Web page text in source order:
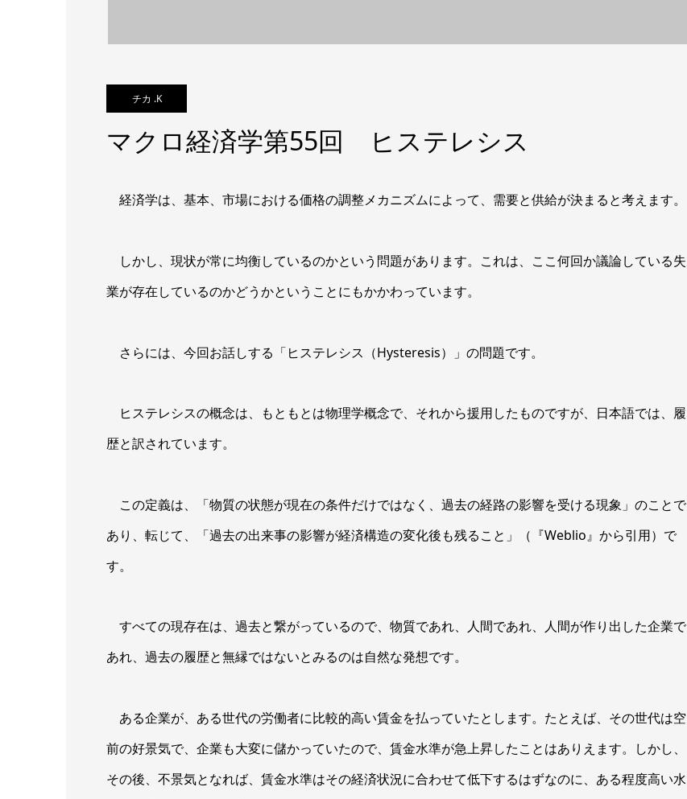
チカ .K
マクロ経済学第55回 ヒステレシス
経済学は、基本、市場における価格の調整メカニズムによって、需要と供給が決まると考えます。
しかし、現状が常に均衡しているのかという問題があります。これは、ここ何回か議論している失
業が存在しているのかどうかということにもかかわっています。
さらには、今回お話しする「ヒステレシス（Hysteresis）」の問題です。
ヒステレシスの概念は、もともとは物理学概念で、それから援用したものですが、日本語では、履
歴と訳されています。
この定義は、「物質の状態が現在の条件だけではなく、過去の経路の影響を受ける現象」のことで
あり、転じて、「過去の出来事の影響が経済構造の変化後も残ること」（『Weblio』から引用）で
す。
すべての現存在は、過去と繋がっているので、物質であれ、人間であれ、人間が作り出した企業で
あれ、過去の履歴と無縁ではないとみるのは自然な発想です。
ある企業が、ある世代の労働者に比較的高い賃金を払っていたとします。たとえば、その世代は空
前の好景気で、企業も大変に儲かっていたので、賃金水準が急上昇したことはありえます。しかし、
その後、不景気となれば、賃金水準はその経済状況に合わせて低下するはずなのに、ある程度高い水